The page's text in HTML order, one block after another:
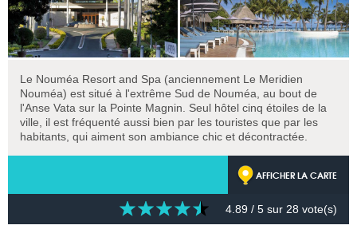
Le Nouméa Resort and Spa (anciennement Le Meridien
Nouméa) est situé à l'extrême Sud de Nouméa, au bout de
l'Anse Vata sur la Pointe Magnin. Seul hôtel cinq étoiles de la
ville, il est fréquenté aussi bien par les touristes que par les
habitants, qui aiment son ambiance chic et décontractée.
AFFICHER LA CARTE
4.89 / 5 sur 28 vote(s)